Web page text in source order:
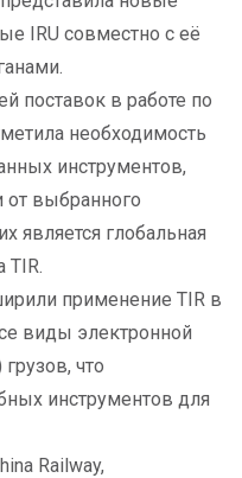
IRU совместно с её
поставок в работе по
необходимость
инструментов,
выбранного
является глобальная
TIR.
применение TIR в
виды электронной
что
инструментов для
Railway,